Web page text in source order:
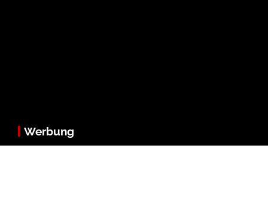
Werbung